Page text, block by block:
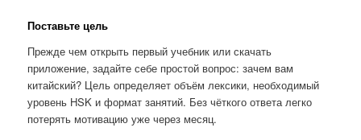
Поставьте цель
Прежде чем открыть первый учебник или скачать
приложение, задайте себе простой вопрос: зачем вам
китайский? Цель определяет объём лексики, необходимый
уровень HSK и формат занятий. Без чёткого ответа легко
потерять мотивацию уже через месяц.